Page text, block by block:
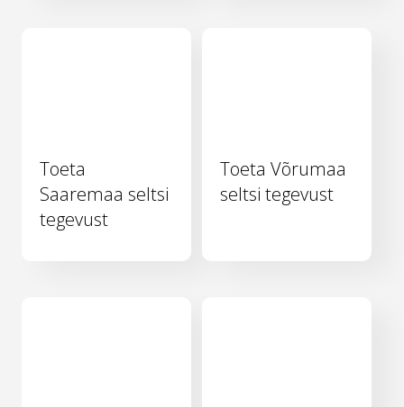
Toeta
Saaremaa seltsi
tegevust
Toeta Võrumaa
seltsi tegevust